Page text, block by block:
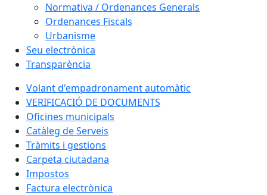
Normativa / Ordenances Generals
Ordenances Fiscals
Urbanisme
Seu electrònica
Transparència
Volant d'empadronament automàtic
VERIFICACIÓ DE DOCUMENTS
Oficines municipals
Catàleg de Serveis
Tràmits i gestions
Carpeta ciutadana
Impostos
Factura electrònica